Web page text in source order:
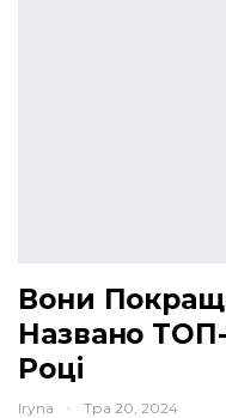
Вони
Названо
Році
Iryna Тра 20, 2024